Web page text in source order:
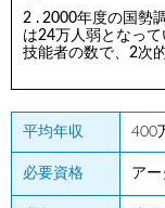
2000年度の国勢
は24万人弱となっ
技能者の数で、2次
平均年収 400
必要資格 ア